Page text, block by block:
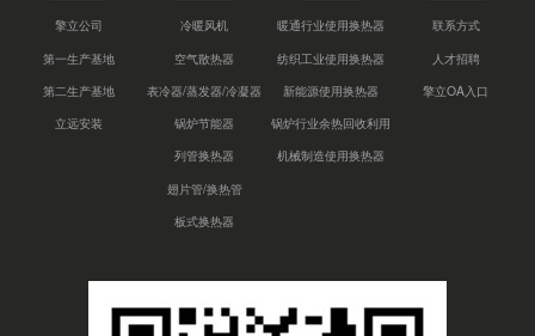
擎立公司
第一生产基地
第二生产基地
立远安装
冷暖风机
空气散热器
表冷器/蒸发器/冷凝器
锅炉节能器
列管换热器
翅片管/换热管
板式换热器
暖通行业使用换热器
纺织工业使用换热器
新能源使用换热器
锅炉行业余热回收利用
机械制造使用换热器
联系方式
人才招聘
擎立OA入口